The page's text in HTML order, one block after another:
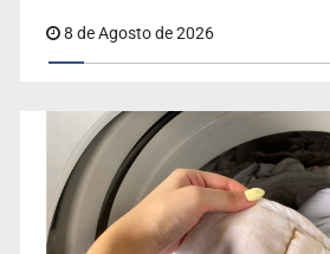
8 de Agosto de 2026